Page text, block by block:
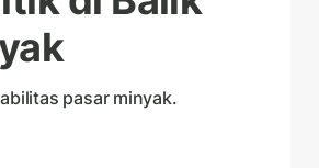
pasar minyak.